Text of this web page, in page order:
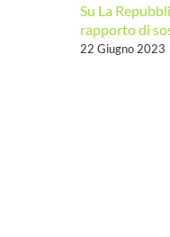
Su La
rapporto di
22 Giugno 2023